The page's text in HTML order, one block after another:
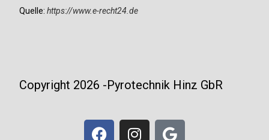
Quelle:https://www.e-recht24.de
Copyright 2026 -Pyrotechnik Hinz GbR